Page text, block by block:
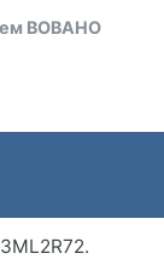
BOBAHO